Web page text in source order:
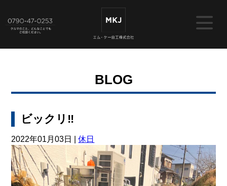
BLOG
ビックリ‼️
2022年01月03日 |休日